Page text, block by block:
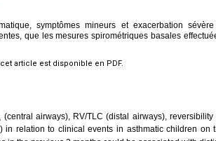
symptômes mineurs et exacerbation
que les mesures spirométriques basales
article est disponible en PDF.
(central airways), RV/TLC (distal airways), reversibility
in relation to clinical events in asthmatic children on